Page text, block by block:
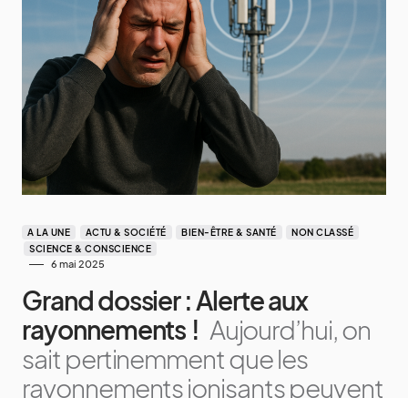
A LA UNE ACTU & SOCIÉTÉ BIEN-ÊTRE & SANTÉ
NON CLASSÉ
SCIENCE & CONSCIENCE
6 mai 2025
Grand dossier : Alerte aux
rayonnements ! Aujourd’hui, on
sait pertinemment que les
rayonnements ionisants peuvent